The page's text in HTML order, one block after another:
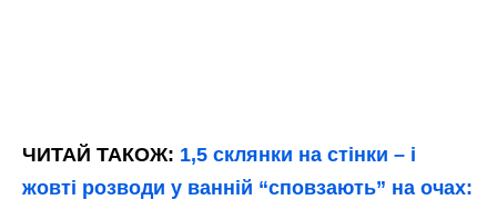
ЧИТАЙ ТАКОЖ: 1,5 склянки на стінки – і
жовті розводи у ванній “сповзають” на очах: